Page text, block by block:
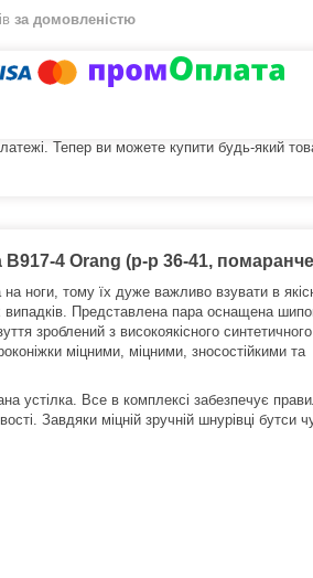
за домовленістю
Тепер ви можете купити будь-який
4 Orang (р-р 36-41,
ноги, тому їх дуже важливо взувати в
Представлена пара оснащена
зроблений з високоякісного
міцними, міцними, зносостійкими та
устілка.
Все в комплексі забезпечує
Завдяки міцній зручній шнурівці бутси